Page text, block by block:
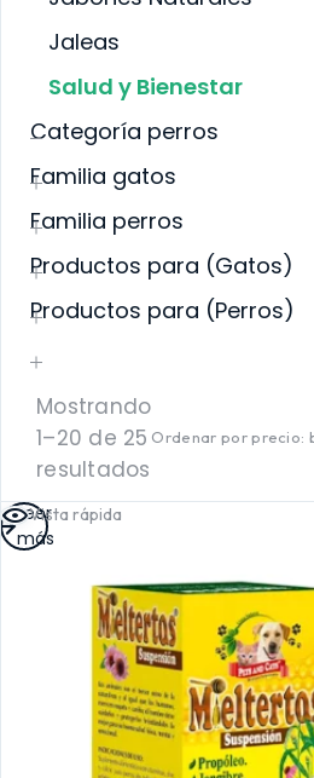
SALUD
SALUD RENAL
Jaleas
Salud y Bienestar
Categoría perros
Familia gatos
Familia perros
Productos para (Gatos)
Productos para (Perros)
Mostrando
1–20 de 25
resultados
Ordenar por precio:
Vista rápida
Leer
más